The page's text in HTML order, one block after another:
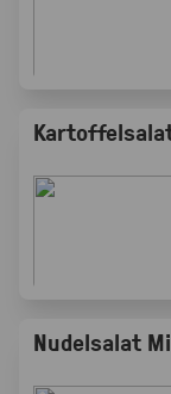
Nudelsalat